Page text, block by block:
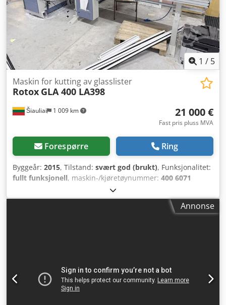
1 / 5
Šiauliai 1 009 km
Maskin for kutting av glasslister
Rotox GLA 400 LA398
21 000 €
Fast pris pluss MVA
Forespørre Ring
Byggeår: 2015, Tilstand: svært god (brukt), Funksjonalitet:
fullt funksjonell, maskin-/kjøretøynummer: 400 6071
, I svært god stand. Codpfozdp H Eox Acterf
Annonse